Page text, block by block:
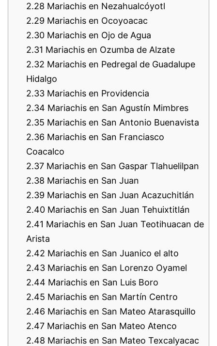
2.28 Mariachis en Nezahualcóyotl
2.29 Mariachis en Ocoyoacac
2.30 Mariachis en Ojo de Agua
2.31 Mariachis en Ozumba de Alzate
2.32 Mariachis en Pedregal de Guadalupe
Hidalgo
2.33 Mariachis en Providencia
2.34 Mariachis en San Agustín Mimbres
2.35 Mariachis en San Antonio Buenavista
2.36 Mariachis en San Franciasco
Coacalco
2.37 Mariachis en San Gaspar Tlahuelilpan
2.38 Mariachis en San Juan
2.39 Mariachis en San Juan Acazuchitlán
2.40 Mariachis en San Juan Tehuixtitlán
2.41 Mariachis en San Juan Teotihuacan de
Arista
2.42 Mariachis en San Juanico el alto
2.43 Mariachis en San Lorenzo Oyamel
2.44 Mariachis en San Luis Boro
2.45 Mariachis en San Martín Centro
2.46 Mariachis en San Mateo Atarasquillo
2.47 Mariachis en San Mateo Atenco
2.48 Mariachis en San Mateo Texcalyacac